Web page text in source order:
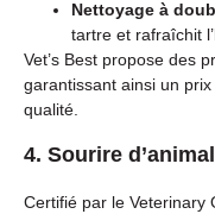
Nettoyage à
tartre et rafraîchit
Vet’s Best propose des
garantissant ainsi un
qualité.
4. Sourire d’animal
Certifié par le Veterinary